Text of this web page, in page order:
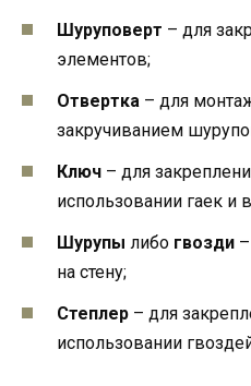
Шуруповерт – для
элементов;
Отвертка – для
закручиванием
Ключ – для
использовании гаек и
Шурупы либо гвозди
на стену;
Степлер – для
использовании